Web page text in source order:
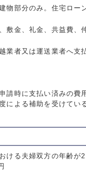
物部分のみ。住宅ロー
敷金、礼金、共益費、
業者又は運送業者へ支
請時に支払い済みの費
による補助を受けてい
ける夫婦双方の年齢が